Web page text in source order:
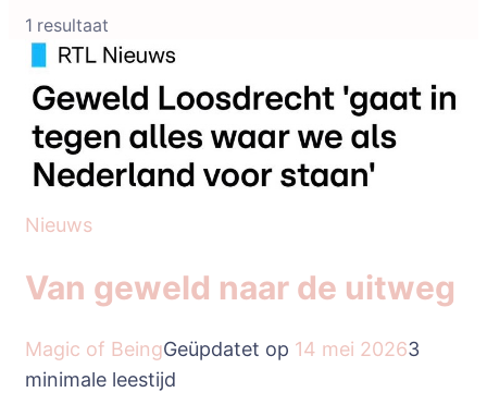
1 resultaat
Nieuws
Van geweld naar de uitweg
Magic of BeingGeüpdatet op 14 mei 20263
minimale leestijd